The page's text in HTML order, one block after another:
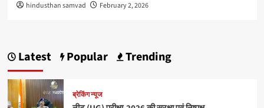
hindusthan samvad February 2, 2026
Latest Popular Trending
ब्रेकिंग न्यूज